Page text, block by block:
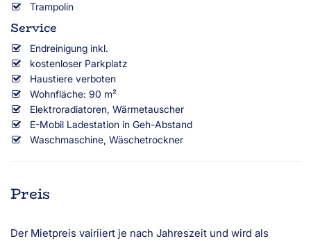
Trampolin
Service
Endreinigung inkl.
kostenloser Parkplatz
Haustiere verboten
Wohnfläche: 90 m²
Elektroradiatoren, Wärmetauscher
E-Mobil Ladestation in Geh-Abstand
Waschmaschine, Wäschetrockner
Preis
Der Mietpreis vairiiert je nach Jahreszeit und wird als